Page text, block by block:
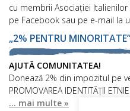
cu membrii Asociației Italienilor
pe Facebook sau pe e-mail la
„2% PENTRU MINORITATE”
AJUTĂ COMUNITATEA!
Donează 2% din impozitul pe
PROMOVAREA IDENTITĂȚII
... mai multe »